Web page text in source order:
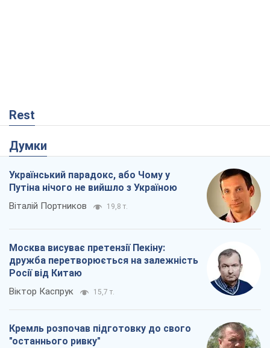
Rest
Думки
Український парадокс, або Чому у
Путіна нічого не вийшло з Україною
Віталій Портников 19,8 т.
Москва висуває претензії Пекіну:
дружба перетворюється на залежність
Росії від Китаю
Віктор Каспрук 15,7 т.
Кремль розпочав підготовку до свого
"останнього ривку"